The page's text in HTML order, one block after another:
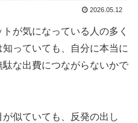
2026.05.12
が気になっている人の多く
っていても、自分に本当に
な出費につながらないかで
似ていても、反発の出し